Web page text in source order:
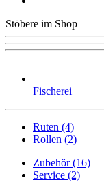
Stöbere im Shop
Fischerei
Ruten (4)
Rollen (2)
Zubehör (16)
Service (2)